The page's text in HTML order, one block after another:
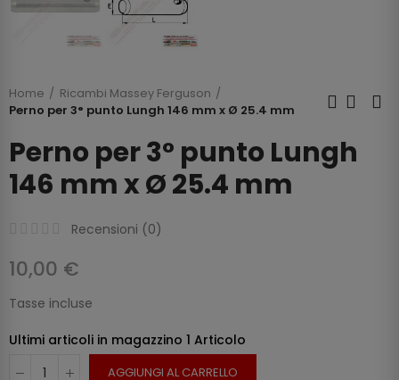
Home
Ricambi Massey Ferguson
Perno per 3° punto Lungh 146 mm x Ø 25.4 mm
Perno per 3° punto Lungh
146 mm x Ø 25.4 mm
Recensioni (0)
10,00 €
Tasse incluse
Ultimi articoli in magazzino 1 Articolo
AGGIUNGI AL CARRELLO